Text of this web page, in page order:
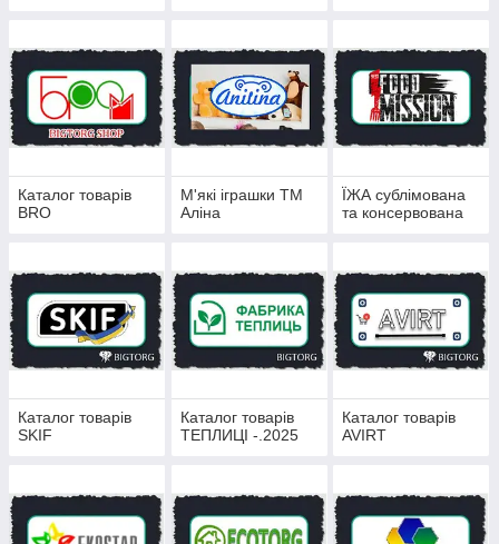
Каталог товарів
BRO
М'які іграшки ТМ
Аліна
ЇЖА сублімована
та консервована
Каталог товарів
SKIF
Каталог товарів
ТЕПЛИЦІ -.2025
Каталог товарів
AVIRT